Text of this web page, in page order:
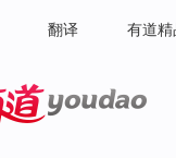
翻译 有道精